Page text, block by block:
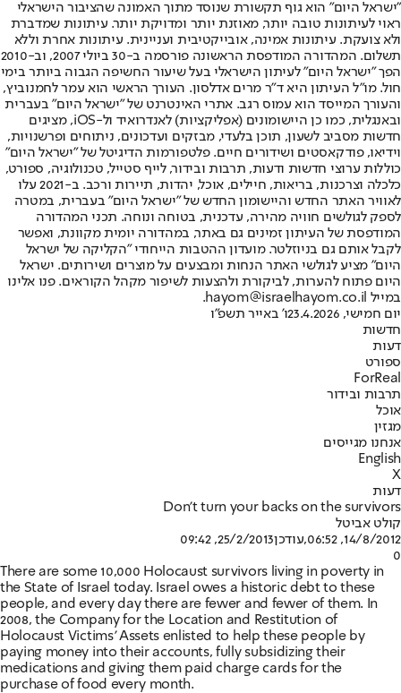
"ישראל היום" הוא גוף תקשורת שנוסד מתוך האמונה שהציבור הישראלי
ראוי לעיתונות טובה יותר, מאוזנת יותר ומדויקת יותר. עיתונות שמדברת
ולא צועקת. עיתונות אמינה, אובייקטיבית ועניינית. עיתונות אחרת וללא
תשלום. המהדורה המודפסת הראשונה פורסמה ב-30 ביולי 2007, וב-2010
הפך "ישראל היום" לעיתון הישראלי בעל שיעור החשיפה הגבוה ביותר בימי
חול. מו"ל העיתון היא ד"ר מרים אדלסון. העורך הראשי הוא עמר לחמנוביץ,
והעורך המייסד הוא עמוס רגב. אתרי האינטרנט של "ישראל היום" בעברית
ובאנגלית, כמו כן היישומונים (אפליקציות) לאנדרואיד ול-iOS, מציגים
חדשות מסביב לשעון, תוכן בלעדי, מבזקים ועדכונים, ניתוחים ופרשנויות,
וידיאו, פודקאסטים ושידורים חיים. פלטפורמות הדיגיטל של "ישראל היום"
כוללות ערוצי חדשות ודעות, תרבות ובידור, לייף סטייל, טכנולוגיה, ספורט,
כלכלה וצרכנות, בריאות, חיילים, אוכל, יהדות, תיירות ורכב. ב-2021 עלו
לאוויר האתר החדש והיישומון החדש של "ישראל היום" בעברית, במטרה
לספק לגולשים חוויה מהירה, עדכנית, בטוחה ונוחה. תכני המהדורה
המודפסת של העיתון זמינים גם באתר, במהדורה יומית מקוונת, ואפשר
לקבל אותם גם בניוזלטר. מועדון ההטבות הייחודי "הקליקה של ישראל
היום" מציע לגולשי האתר הנחות ומבצעים על מוצרים ושירותים. ישראל
היום פתוח להערות, לביקורת ולהצעות לשיפור מקהל הקוראים. פנו אלינו
במייל hayom@israelhayom.co.il.
יום חמישי, 23.4.2026
ו' באייר תשפ"ו
חדשות
דעות
ספורט
ForReal
תרבות ובידור
אוכל
מגזין
אנחנו מגייסים
English
X
דעות
Don't turn your backs on the survivors
קולט אביטל
14/8/2012, 06:52
,עודכן25/2/2013, 09:42
0
There are some 10,000 Holocaust survivors living in poverty in
the State of Israel today. Israel owes a historic debt to these
people, and every day there are fewer and fewer of them. In
2008, the Company for the Location and Restitution of
Holocaust Victims' Assets enlisted to help these people by
paying money into their accounts, fully subsidizing their
medications and giving them paid charge cards for the
purchase of food every month.